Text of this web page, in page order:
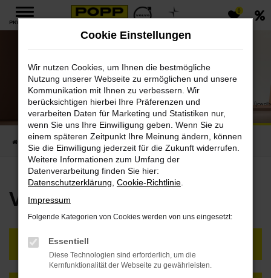
Zum
Hauptinhalt
PKW MENÜ
0
V60 Mild-Hybrid
Platz für das Leben und seine Abenteuer.
Volvo V60 B4 Mild-Hybrid: Kraftstoffverbrauch in l/100 km: 6,2 | CO₂-Emission in g/km: 140
CO₂-Klasse kombiniert: E
Startseite Neufahrzeuge Volvo Mild-Hybrid V60 Mild-Hybrid
Volvo V60 Mild-Hybrid
VERFÜGBARE FAHRZEUGE
Cookie Einstellungen
Wir nutzen Cookies, um Ihnen die bestmögliche
Nutzung unserer Webseite zu ermöglichen und unsere
Kommunikation mit Ihnen zu verbessern. Wir
berücksichtigen hierbei Ihre Präferenzen und
verarbeiten Daten für Marketing und Statistiken nur,
wenn Sie uns Ihre Einwilligung geben. Wenn Sie zu
einem späteren Zeitpunkt Ihre Meinung ändern, können
Sie die Einwilligung jederzeit für die Zukunft widerrufen.
Weitere Informationen zum Umfang der
Datenverarbeitung finden Sie hier:
Datenschutzerklärung Cookie-Richtlinie
Impressum
Folgende Kategorien von Cookies werden von uns eingesetzt:
Essentiell
Diese Technologien sind erforderlich, um die
Kernfunktionalität der Webseite zu gewährleisten.